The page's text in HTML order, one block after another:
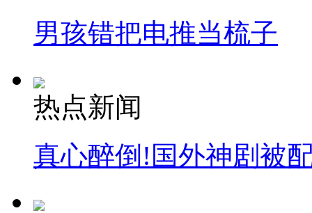
男孩错把电推当梳子
热点新闻
真心醉倒!国外神剧被